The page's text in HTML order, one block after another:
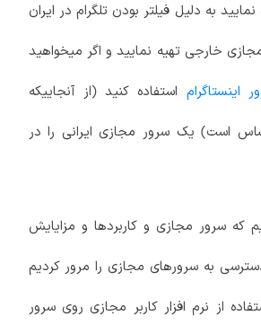
به دلیل فیلتر بودن تلگرام در ایران
خارجی تهیه نمایید و اگر میخواهید
اینستاگراماستفاده کنید (از آنجاییکه
است) یک سرور مجازی ایرانی را در
که سرور مجازی و کاربردها و مزایایش
به سرورهای مجازی را مرور کردیم
از نرم افزار کاربر مجازی روی سرور